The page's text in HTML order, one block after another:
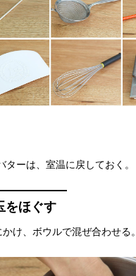
ターは、室温に戻しておく。
をほぐす
け、ボウルで混ぜ合わせる。